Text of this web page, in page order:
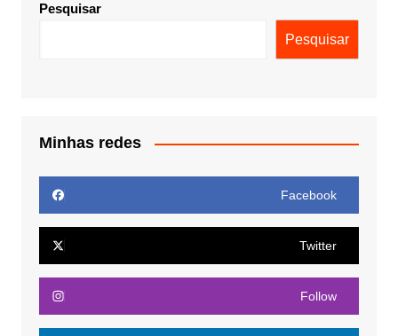
Pesquisar
Pesquisar
Minhas redes
Facebook
Twitter
Follow